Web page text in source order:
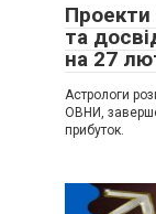
Проекти
та
на 27
Астрологи
ОВНИ,
прибуток.